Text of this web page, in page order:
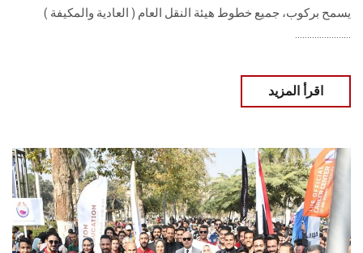
يسمح بركوب، جميع خطوط ‏هيئة النقل العام ( العادية والمكيفة )‏
.......................
اقرأ المزيد